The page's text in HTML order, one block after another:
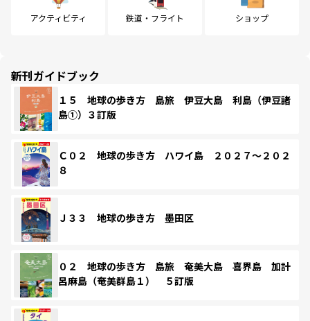
アクティビティ 鉄道・フライト ショップ
新刊ガイドブック
１５ 地球の歩き方 島旅 伊豆大島 利島（伊豆諸
島①）３訂版
Ｃ０２ 地球の歩き方 ハワイ島 ２０２７～２０２
８
Ｊ３３ 地球の歩き方 墨田区
０２ 地球の歩き方 島旅 奄美大島 喜界島 加計
呂麻島（奄美群島１） ５訂版